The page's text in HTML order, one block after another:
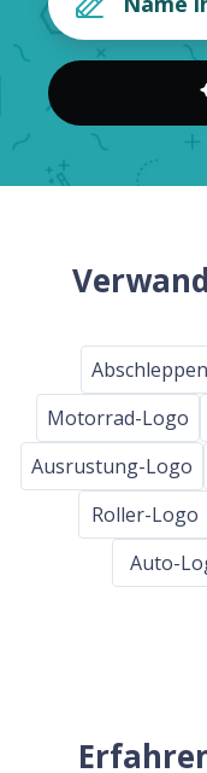
Motorrad-Logo
Ausrustung-Logo
Roller-Logo
Auto-